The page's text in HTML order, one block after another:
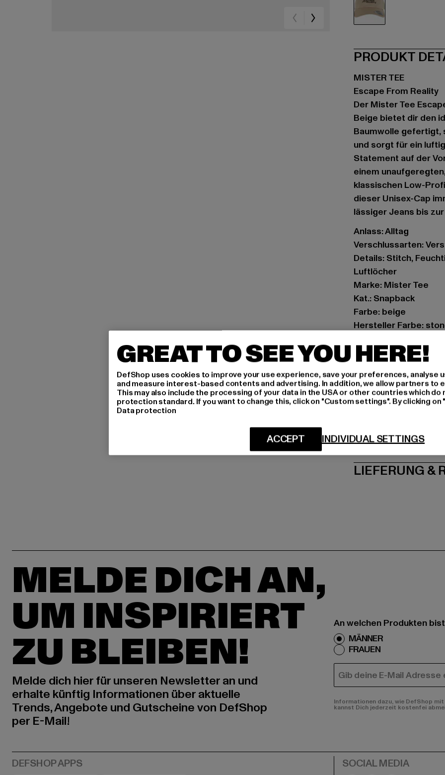
PRODUKT
MISTER TEE
Escape From Reality
Der Mister Tee
Beige bietet dir den
Baumwolle gefertigt,
und sorgt für ein
Statement auf der
einem
klassischen Low-
dieser Unisex-Cap
lässiger Jeans bis
Anlass: Alltag
Verschlussarten:
Details: Stitch,
Luftlöcher
Marke: Mister Tee
Kat.: Snapback
Farbe: beige
Hersteller Farbe:
Art.Nr: MT3549-00372
Hersteller: TB
Dr.-Robert-Murjahn-
LIEFERUNG &
MELDE DICH AN,
UM INSPIRIERT
ZU BLEIBEN!
Melde dich hier für unseren Newsletter an und
erhalte künftig Informationen über aktuelle
Trends, Angebote und Gutscheine von DefShop
per E-Mail!
An welchen Produkten
MÄNNER
FRAUEN
E-MAIL
Informationen dazu, wie DefShop
kannst Dich jederzeit kostenfei
GREAT TO SEE YOU HERE!
DefShop uses cookies to improve your use experience, save your preferences, analyse
and measure interest-based contents and advertising. In addition, we allow partners to
This may also include the processing of your data in the USA or other countries which do
protection standard. If you want to change this, click on "Custom settings". By clicking
Data protection
INDIVIDUAL SETTINGS
ACCEPT